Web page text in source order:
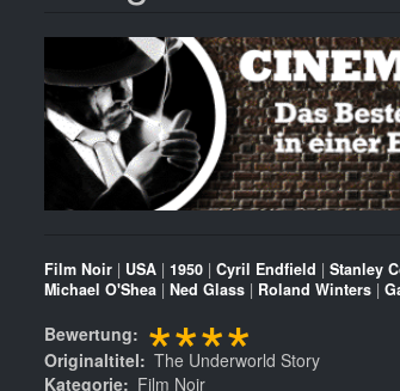
Film Noir | USA | 1950 | Cyril Endfield | Stanley
Michael O'Shea | Ned Glass | Roland Winters |
Bewertung ****
Originaltitel
The Underworld Story
Kategorie
Film Noir